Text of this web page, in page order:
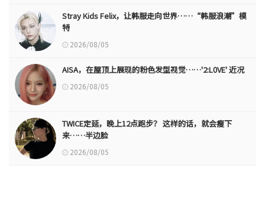
Stray Kids Felix，让韩服走向世界……“韩服浪潮”模
特
2026/08/05
AISA，在屋顶上展现的粉色发型视觉……'2:L0VE' 近况
2026/08/05
TWICE定延，晚上12点跑步？ 这样的话，就会瘦下
来……半边脸
2026/08/05